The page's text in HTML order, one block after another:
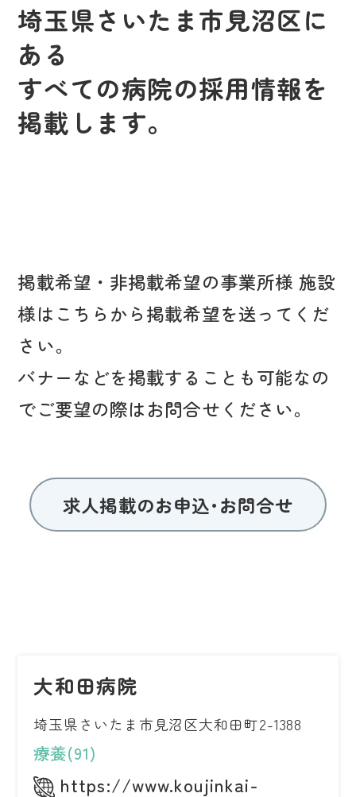
埼玉県さいたま市見沼区に
ある
すべての病院の採用情報を
掲載します。
掲載希望・非掲載希望の事業所様 施設
様はこちらから掲載希望を送ってくだ
さい。
バナーなどを掲載することも可能なの
でご要望の際はお問合せください。
求人掲載のお申込･お問合せ
大和田病院
埼玉県さいたま市見沼区大和田町2-1388
療養(91)
https://www.koujinkai-